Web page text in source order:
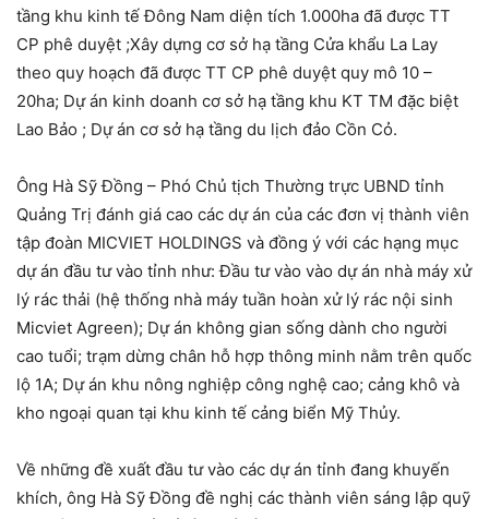
tầng khu kinh tế Đông Nam diện tích 1.000ha đã được TT
CP phê duyệt ;Xây dựng cơ sở hạ tầng Cửa khẩu La Lay
theo quy hoạch đã được TT CP phê duyệt quy mô 10 –
20ha; Dự án kinh doanh cơ sở hạ tầng khu KT TM đặc biệt
Lao Bảo ; Dự án cơ sở hạ tầng du lịch đảo Cồn Cỏ.
Ông Hà Sỹ Đồng – Phó Chủ tịch Thường trực UBND tỉnh
Quảng Trị đánh giá cao các dự án của các đơn vị thành viên
tập đoàn MICVIET HOLDINGS và đồng ý với các hạng mục
dự án đầu tư vào tỉnh như: Đầu tư vào vào dự án nhà máy xử
lý rác thải (hệ thống nhà máy tuần hoàn xử lý rác nội sinh
Micviet Agreen); Dự án không gian sống dành cho người
cao tuổi; trạm dừng chân hỗ hợp thông minh nằm trên quốc
lộ 1A; Dự án khu nông nghiệp công nghệ cao; cảng khô và
kho ngoại quan tại khu kinh tế cảng biển Mỹ Thủy.
Về những đề xuất đầu tư vào các dự án tỉnh đang khuyến
khích, ông Hà Sỹ Đồng đề nghị các thành viên sáng lập quỹ